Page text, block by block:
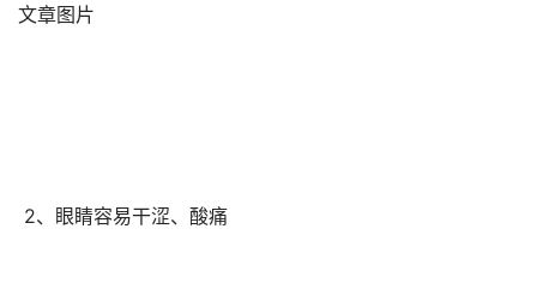
文章图片
2、眼睛容易干涩、酸痛